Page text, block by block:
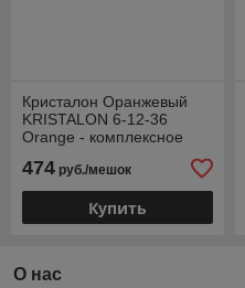
Кристалон Оранжевый
KRISTALON 6-12-36
Orange - комплексное
удобрение мешок 25 кг
474 руб./мешок
Купить
О нас